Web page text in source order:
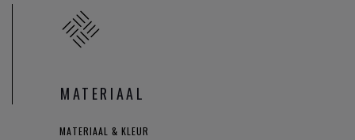
MATERIAAL
MATERIAAL & KLEUR